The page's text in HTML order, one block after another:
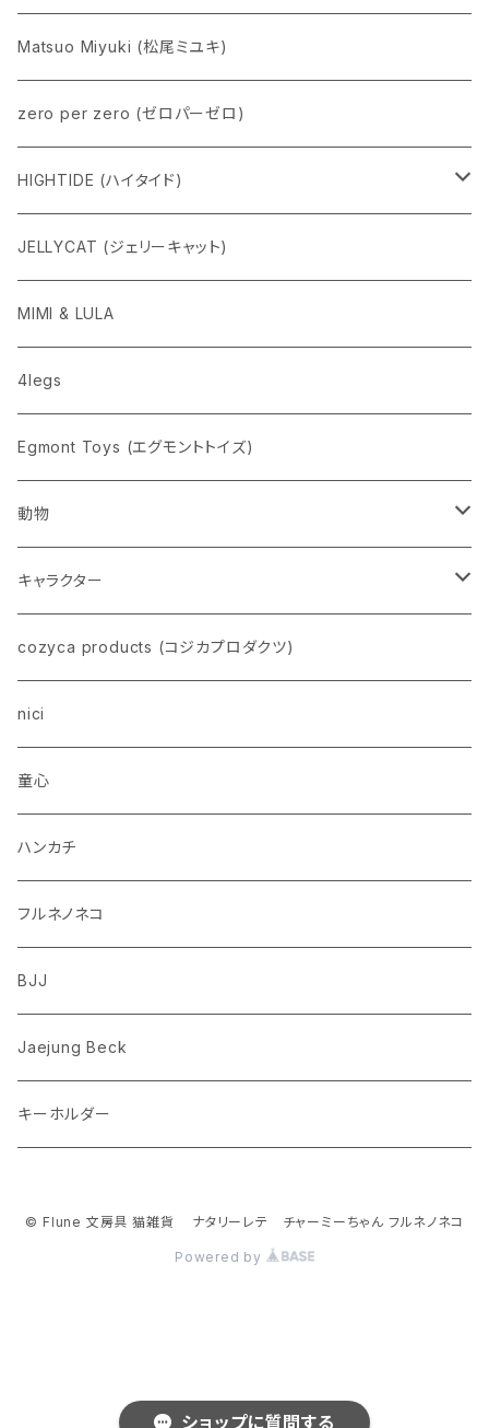
ショップに質問する
Matsuo Miyuki (松尾ミユキ)
zero per zero (ゼロパーゼロ)
HIGHTIDE (ハイタイド)
ニューレトロ
penco
nahe
pppppins（ピーーーーンズ）
JELLYCAT (ジェリーキャット)
MIMI & LULA
4legs
Egmont Toys (エグモントトイズ)
動物
ネコ
イヌ
トイプードル
柴犬
ポメラニアン
コーギー
ウザギ
パンダ
リス
クマ
ゾウ
トリ
キャラクター
スヌーピー
モンチッチ
ムーミン
ちいかわ
ミッフィー
Richard Scarry (リチャード・スキャリー)
おぱんちゅうさぎ/んぽちゃむ
cozyca products (コジカプロダクツ)
nici
童心
ハンカチ
フルネノネコ
BJJ
Jaejung Beck
キーホルダー
© Flune 文房具 猫雑貨 ナタリーレテ チャーミーちゃん フルネノネコ
Powered by